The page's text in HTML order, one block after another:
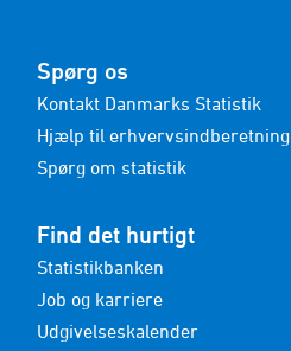
Spørg os
Kontakt Danmarks Statistik
Hjælp til erhvervsindberetning
Spørg om statistik
Find det hurtigt
Statistikbanken
Job og karriere
Udgivelseskalender